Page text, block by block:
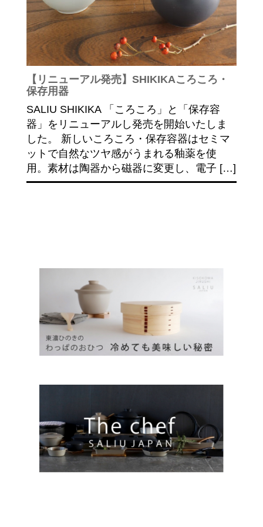
【リニューアル発売】SHIKIKAころころ・
保存用器
SALIU SHIKIKA 「ころころ」と「保存容
器」をリニューアルし発売を開始いたしま
した。 新しいころころ・保存容器はセミマ
ットで自然なツヤ感がうまれる釉薬を使
用。素材は陶器から磁器に変更し、電子 […]